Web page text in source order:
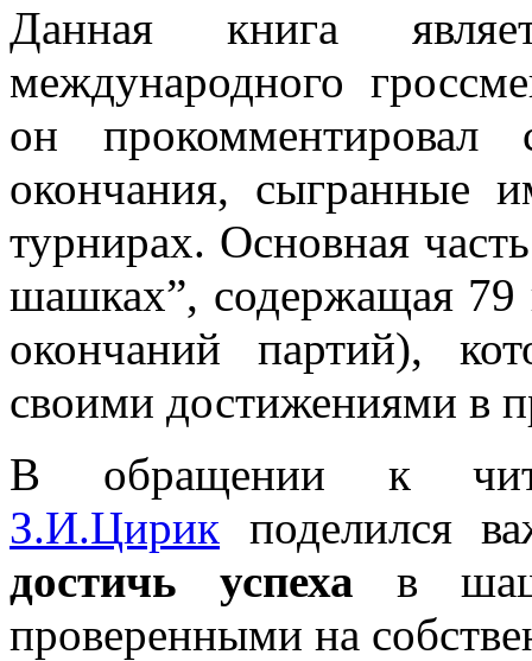
Данная книга
международного
он
окончания, сыгранные
турнирах. Основная
шашках”, содержащая 79
окончаний партий),
своими достижениями в
В обращении к
З.И.Цирик поделился
достичь успеха в
проверенными на